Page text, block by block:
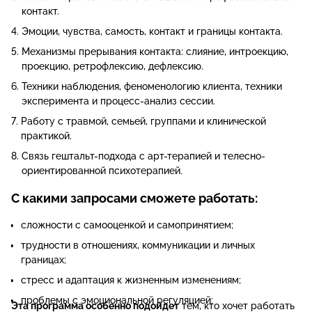
контакт.
Эмоции, чувства, самость, контакт и границы контакта.
Механизмы прерывания контакта: слияние, интроекцию,
проекцию, ретрофлексию, дефлексию.
Техники наблюдения, феноменологию клиента, техники
эксперимента и процесс-анализ сессии.
Работу с травмой, семьей, группами и клинической
практикой.
Связь гештальт-подхода с арт-терапией и телесно-
ориентированной психотерапией.
С какими запросами сможете работать:
сложности с самооценкой и самопринятием;
трудности в отношениях, коммуникации и личных
границах;
стресс и адаптация к жизненным изменениям;
проблемы с эмоциональной регуляцией;
Эта программа особенно подойдеттем, кто хочет работать